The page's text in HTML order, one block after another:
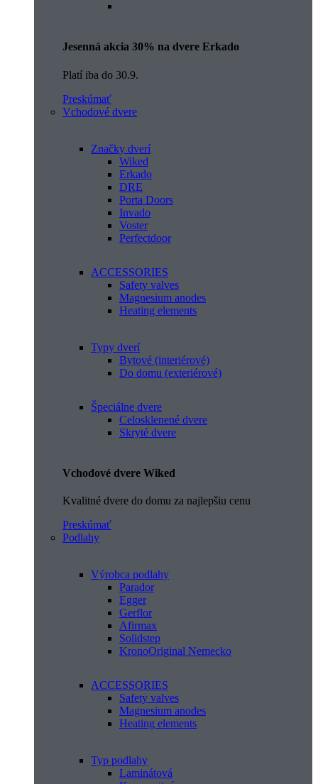
Jesenná akcia 30% na dvere Erkado
Platí iba do 30.9.
Preskúmať
Vchodové dvere
Značky dverí
Wiked
Erkado
DRE
Porta Doors
Invado
Voster
Perfectdoor
ACCESSORIES
Safety valves
Magnesium anodes
Heating elements
Typy dverí
Bytové (interiérové)
Do domu (exteriérové)
Špeciálne dvere
Celosklenené dvere
Skryté dvere
Vchodové dvere Wiked
Kvalitné dvere do domu za najlepšiu cenu
Preskúmať
Podlahy
Výrobca podlahy
Parador
Egger
Gerflor
Afirmax
Solidstep
KronoOriginal Nemecko
ACCESSORIES
Safety valves
Magnesium anodes
Heating elements
Typ podlahy
Laminátová